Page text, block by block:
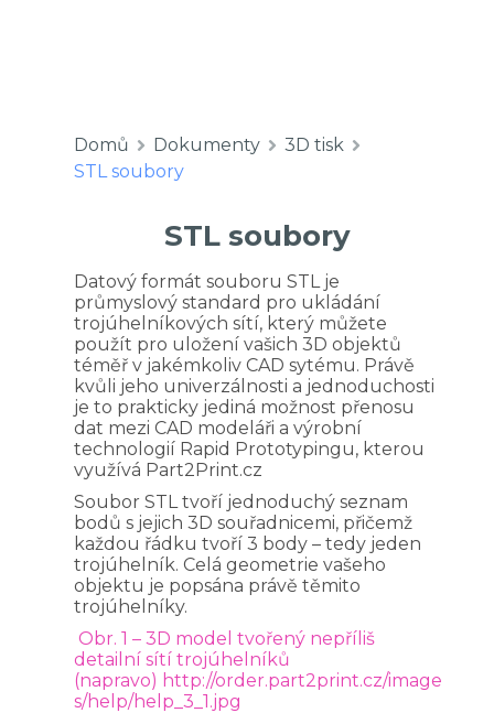
Domů Dokumenty
3D tisk
STL soubory
STL soubory
Datový formát souboru STL je
průmyslový standard pro ukládání
trojúhelníkových sítí, který můžete
použít pro uložení vašich 3D objektů
téměř v jakémkoliv CAD sytému. Právě
kvůli jeho univerzálnosti a jednoduchosti
je to prakticky jediná možnost přenosu
dat mezi CAD modeláři a výrobní
technologií Rapid Prototypingu, kterou
využívá Part2Print.cz
Soubor STL tvoří jednoduchý seznam
bodů s jejich 3D souřadnicemi, přičemž
každou řádku tvoří 3 body – tedy jeden
trojúhelník. Celá geometrie vašeho
objektu je popsána právě těmito
trojúhelníky.
Obr. 1 – 3D model tvořený nepříliš
detailní sítí trojúhelníků
(napravo) http://order.part2print.cz/image
s/help/help_3_1.jpg